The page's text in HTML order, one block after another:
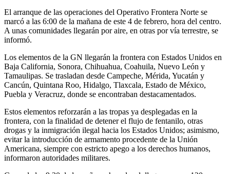
El arranque de las operaciones del Operativo Frontera Norte se
marcó a las 6:00 de la mañana de este 4 de febrero, hora del centro.
A unas comunidades llegarán por aire, en otras por vía terrestre, se
informó.
Los elementos de la GN llegarán la frontera con Estados Unidos en
Baja California, Sonora, Chihuahua, Coahuila, Nuevo León y
Tamaulipas. Se trasladan desde Campeche, Mérida, Yucatán y
Cancún, Quintana Roo, Hidalgo, Tlaxcala, Estado de México,
Puebla y Veracruz, donde se encontraban destacamentados.
Estos elementos reforzarán a las tropas ya desplegadas en la
frontera, con la finalidad de detener el flujo de fentanilo, otras
drogas y la inmigración ilegal hacia los Estados Unidos; asimismo,
evitar la introducción de armamento procedente de la Unión
Americana, siempre con estricto apego a los derechos humanos,
informaron autoridades militares.